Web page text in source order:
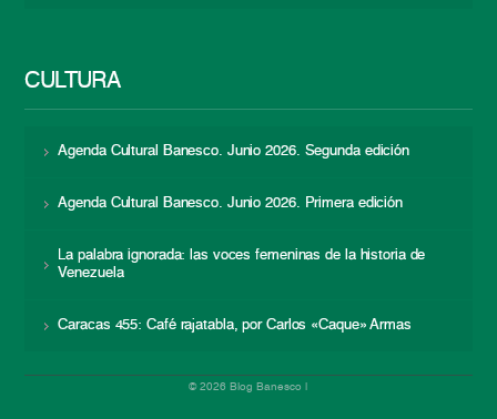
CULTURA
Agenda Cultural Banesco. Junio 2026. Segunda edición
Agenda Cultural Banesco. Junio 2026. Primera edición
La palabra ignorada: las voces femeninas de la historia de
Venezuela
Caracas 455: Café rajatabla, por Carlos «Caque» Armas
© 2026 Blog Banesco |